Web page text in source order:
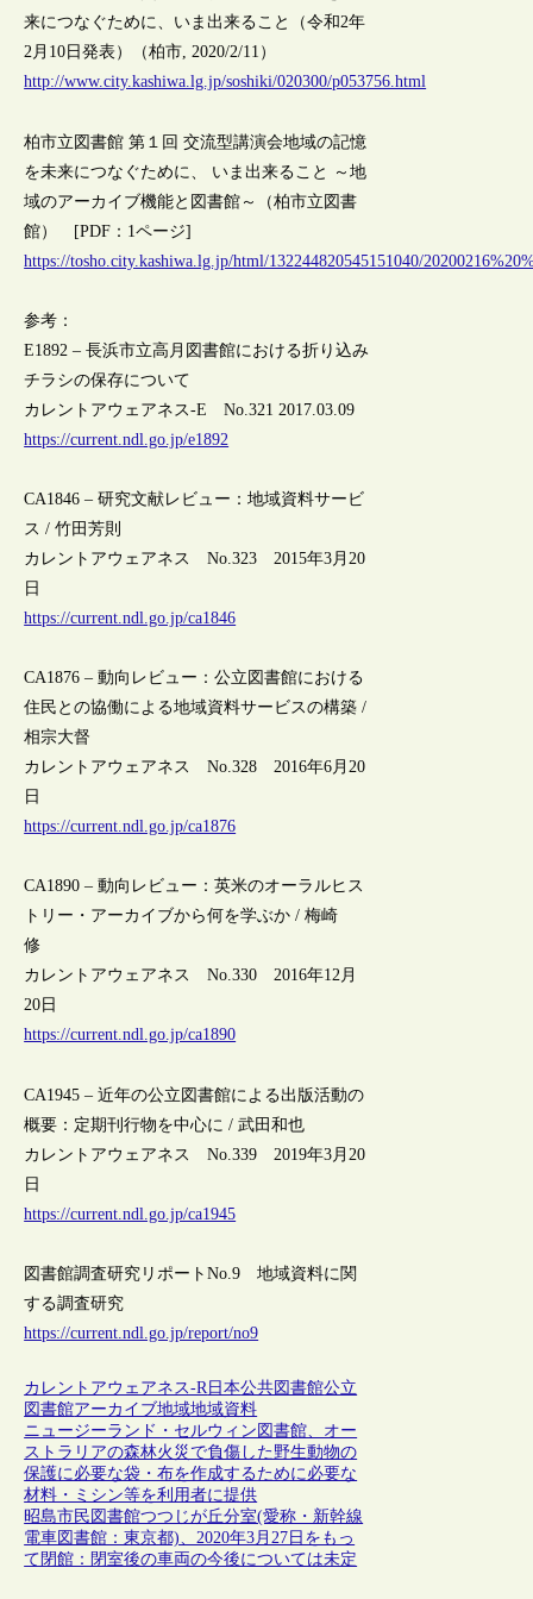
来につなぐために、いま出来ること（令和2年
2月10日発表）（柏市, 2020/2/11）
http://www.city.kashiwa.lg.jp/soshiki/020300/p053756.html
柏市立図書館 第１回 交流型講演会地域の記憶
を未来につなぐために、 いま出来ること ～地
域のアーカイブ機能と図書館～（柏市立図書
館） [PDF：1ページ]
https://tosho.city.kashiwa.lg.jp/html/132244820545151040/
参考：
E1892 – 長浜市立高月図書館における折り込み
チラシの保存について
カレントアウェアネス-E No.321 2017.03.09
https://current.ndl.go.jp/e1892
CA1846 – 研究文献レビュー：地域資料サービ
ス / 竹田芳則
カレントアウェアネス No.323 2015年3月20
日
https://current.ndl.go.jp/ca1846
CA1876 – 動向レビュー：公立図書館における
住民との協働による地域資料サービスの構築 /
相宗大督
カレントアウェアネス No.328 2016年6月20
日
https://current.ndl.go.jp/ca1876
CA1890 – 動向レビュー：英米のオーラルヒス
トリー・アーカイブから何を学ぶか / 梅崎
修
カレントアウェアネス No.330 2016年12月
20日
https://current.ndl.go.jp/ca1890
CA1945 – 近年の公立図書館による出版活動の
概要：定期刊行物を中心に / 武田和也
カレントアウェアネス No.339 2019年3月20
日
https://current.ndl.go.jp/ca1945
図書館調査研究リポートNo.9 地域資料に関
する調査研究
https://current.ndl.go.jp/report/no9
カレントアウェアネス-R 日本公共図書館公立
図書館アーカイブ地域地域資料
ニュージーランド・セルウィン図書館、オー
ストラリアの森林火災で負傷した野生動物の
保護に必要な袋・布を作成するために必要な
材料・ミシン等を利用者に提供
昭島市民図書館つつじが丘分室(愛称・新幹線
電車図書館：東京都)、2020年3月27日をもっ
て閉館：閉室後の車両の今後については未定